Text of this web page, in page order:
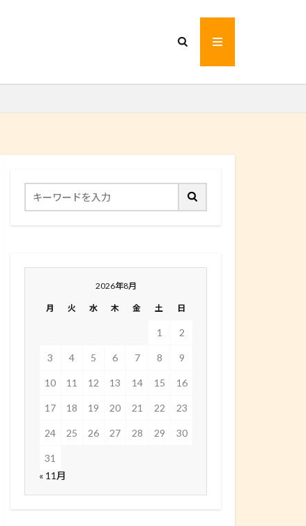
2026年8月
月 火 水 木 金 土 日
1 2
3 4 5 6 7 8 9
10 11 12 13 14 15 16
17 18 19 20 21 22 23
24 25 26 27 28 29 30
31
« 11月